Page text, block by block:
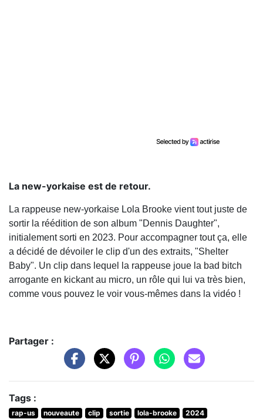
La new-yorkaise est de retour.
La rappeuse new-yorkaise Lola Brooke vient tout juste de
sortir la réédition de son album "Dennis Daughter",
initialement sorti en 2023. Pour accompagner tout ça, elle
a décidé de dévoiler le clip d'un des extraits, "Shelter
Baby". Un clip dans lequel la rappeuse joue la bad bitch
arrogante en kickant au micro, un rôle qui lui va très bien,
comme vous pouvez le voir vous-mêmes dans la vidéo !
Partager :
Tags :
rap-us nouveaute clip sortie lola-brooke 2024